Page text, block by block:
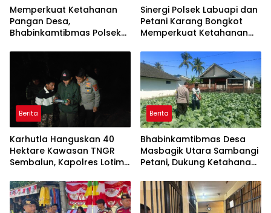
Memperkuat Ketahanan
Pangan Desa,
Bhabinkamtibmas Polsek
Kuranji Dalang
Sinergi Polsek Labuapi dan
Petani Karang Bongkot
Memperkuat Ketahanan
Berita
Karhutla Hanguskan 40
Hektare Kawasan TNGR
Sembalun, Kapolres Lotim
Api
Berita
Bhabinkamtibmas Desa
Masbagik Utara Sambangi
Petani, Dukung Ketahanan
Pangan